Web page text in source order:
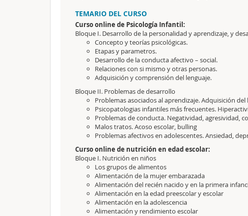
TEMARIO DEL CURSO
Curso online de Psicología Infantil:
Bloque I. Desarrollo de la personalidad y aprendizaje, y
Concepto y teorías psicológicas.
Etapas y parametros.
Desarrollo de la conducta afectivo – social.
Relaciones con si mismo y otras personas.
Adquisición y comprensión del lenguaje.
Bloque II. Problemas de desarrollo
Problemas asociados al aprendizaje. Adquisición
Psicopatologias infantiles más frecuentes.
Problemas de conducta. Negatividad, agresividad,
Malos tratos. Acoso escolar, bulling
Problemas afectivos en adolescentes. Ansiedad,
Curso online de nutrición en edad escolar:
Bloque I. Nutrición en niños
Los grupos de alimentos
Alimentación de la mujer embarazada
Alimentación del recién nacido y en la primera
Alimentación en la edad preescolar y escolar
Alimentación en la adolescencia
Alimentación y rendimiento escolar